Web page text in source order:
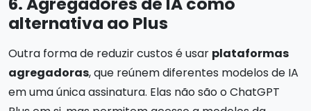
alternativa ao Plus
Outra forma de reduzir custos é usar plataformas
agregadoras, que reúnem diferentes modelos de IA
em uma única assinatura. Elas não são o ChatGPT